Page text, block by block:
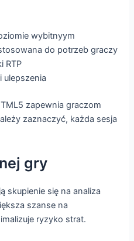
wybitnyym
do potrzeb graczy
RTP
ulepszenia
zapewnia graczom
zaznaczyć, każda sesja
gry
skupienie się na analiza
szanse na
ryzyko strat.